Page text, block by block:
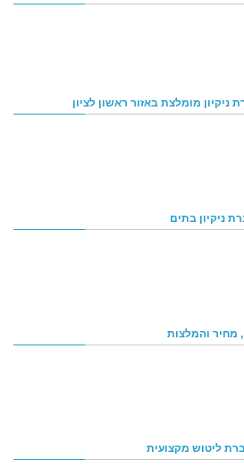
ניקיון מומלצת באזור ראשון לציון
ניקיון בתים
מחיר והמלצות
ליטוש מקצועית